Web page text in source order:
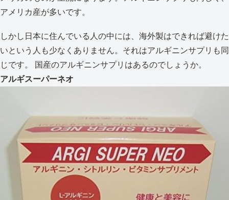
アメリカ産が多いです。
しかし日本に住んでいる人の中には、海外製はできれば避けた
いという人も少なくありません。それはアルギニンサプリも同
じです。 国産のアルギニンサプリはあるのでしょうか。
アルギスーパーネオ